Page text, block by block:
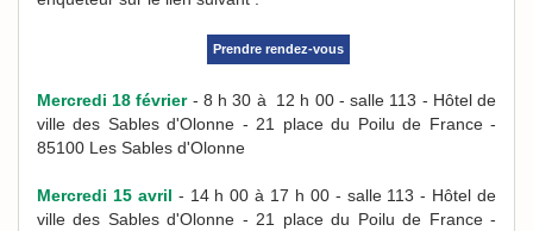
Prendre rendez-vous
Mercredi 18 février- 8 h 30 à 12 h 00 - salle 113 - Hôtel de
ville des Sables d'Olonne - 21 place du Poilu de France -
85100 Les Sables d'Olonne
Mercredi 15 avril - 14 h 00 à 17 h 00 - salle 113 - Hôtel de
ville des Sables d'Olonne - 21 place du Poilu de France -